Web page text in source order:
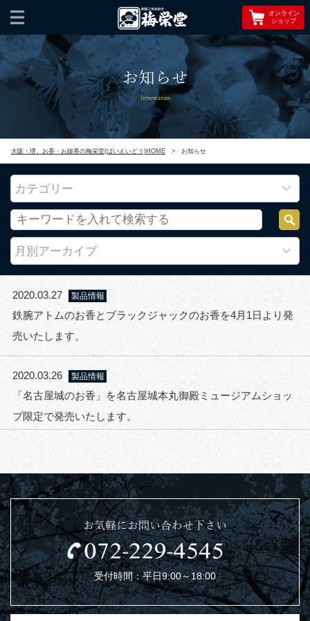
オンライン
ショップ
お知らせ
Information
大阪・堺、お香・お線香の梅栄堂(ばいえいどう)HOME > お知らせ
カテゴリー
月別アーカイブ
2020.03.27 製品情報
鉄腕アトムのお香とブラックジャックのお香を4月1日より発
売いたします。
2020.03.26 製品情報
「名古屋城のお香」を名古屋城本丸御殿ミュージアムショッ
プ限定で発売いたします。
お気軽にお問い合わせ下さい
受付時間：平日9:00～18:00